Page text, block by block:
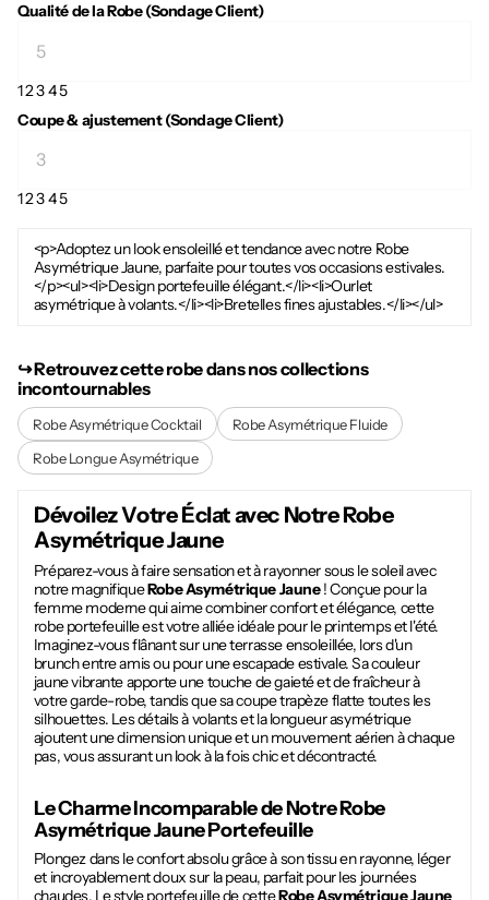
Qualité de la Robe (Sondage Client)
12345
Coupe & ajustement (Sondage Client)
12345
<p>Adoptez un look ensoleillé et tendance avec notre Robe
Asymétrique Jaune, parfaite pour toutes vos occasions estivales.
</p><ul><li>Design portefeuille élégant.</li><li>Ourlet
asymétrique à volants.</li><li>Bretelles fines ajustables.</li></ul>
↪︎ Retrouvez cette robe dans nos collections
incontournables
Robe Asymétrique Cocktail
Robe Asymétrique Fluide
Robe Longue Asymétrique
Dévoilez Votre Éclat avec NotreRobe
Asymétrique Jaune
Préparez-vous à faire sensation et à rayonner sous le soleil avec
notre magnifiqueRobe Asymétrique Jaune! Conçue pour la
femme moderne qui aime combiner confort et élégance, cette
robe portefeuille est votre alliée idéale pour le printemps et l'été.
Imaginez-vous flânant sur une terrasse ensoleillée, lors d'un
brunch entre amis ou pour une escapade estivale. Sa couleur
jaune vibrante apporte une touche de gaieté et de fraîcheur à
votre garde-robe, tandis que sa coupe trapèze flatte toutes les
silhouettes. Les détails à volants et la longueur asymétrique
ajoutent une dimension unique et un mouvement aérien à chaque
pas, vous assurant un look à la fois chic et décontracté.
Le Charme Incomparable de NotreRobe
Asymétrique JaunePortefeuille
Plongez dans le confort absolu grâce à son tissu en rayonne, léger
et incroyablement doux sur la peau, parfait pour les journées
chaudes. Le style portefeuille de cetteRobe Asymétrique Jaune